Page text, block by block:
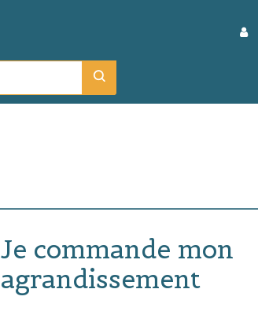
Je commande mon
agrandissement